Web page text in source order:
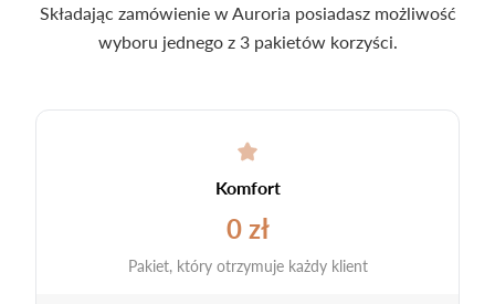
Składając zamówienie w Auroria posiadasz możliwość
wyboru jednego z 3 pakietów korzyści.
Komfort
0 zł
Pakiet, który otrzymuje każdy klient